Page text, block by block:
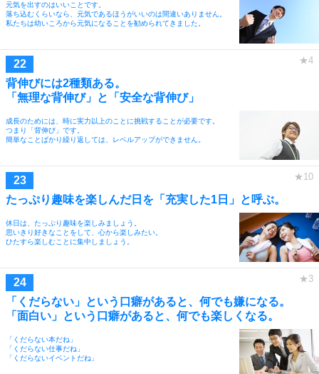
元気を出すのはいいことです。
落ち込むくらいなら、元気であるほうがいいのは間違いありません。
私たちは幼いころから元気になることを勧められてきました。
背伸びには2種類ある。
「無理な背伸び」と「安全な背伸び」
成長のためには、時に実力以上のことに挑戦することが必要です。
つまり「背伸び」です。
簡単なことばかり繰り返しては、レベルアップができません。
たっぷり趣味を楽しんだ日を「充実した1日」と呼ぶ。
休日は、たっぷり趣味を楽しみましょう。
思いきり好きなことをして、心から楽しみたい。
ひたすら楽しむことに集中しましょう。
「くだらない」という口癖があると、何でも嫌になる。
「面白い」という口癖があると、何でも楽しくなる。
「くだらない本だね」
「くだらない仕事だね」
「くだらないイベントだね」